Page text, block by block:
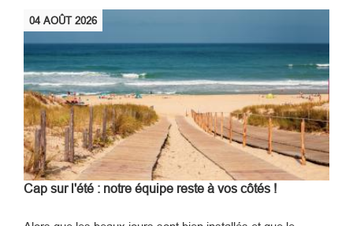
04AOÛT2026
Cap sur l'été : notre équipe reste à vos côtés !